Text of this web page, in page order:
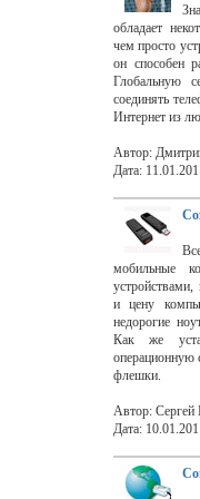
обладает
чем просто
он способен
Глобальную
соединять
Интернет из
Автор:
Дата:
мобильные
и цену
недорогие
Как же
операционную
флешки.
Автор:
Дата: